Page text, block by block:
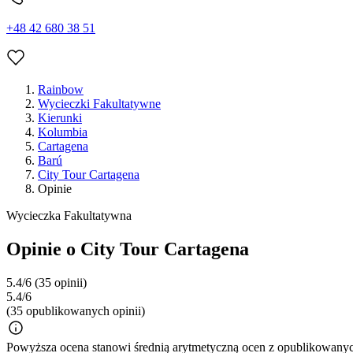
+48 42 680 38 51
Rainbow
Wycieczki Fakultatywne
Kierunki
Kolumbia
Cartagena
Barú
City Tour Cartagena
Opinie
Wycieczka Fakultatywna
Opinie o City Tour Cartagena
5.4/6 (35 opinii)
5.4/6
(35 opublikowanych opinii)
Powyższa ocena stanowi średnią arytmetyczną ocen z